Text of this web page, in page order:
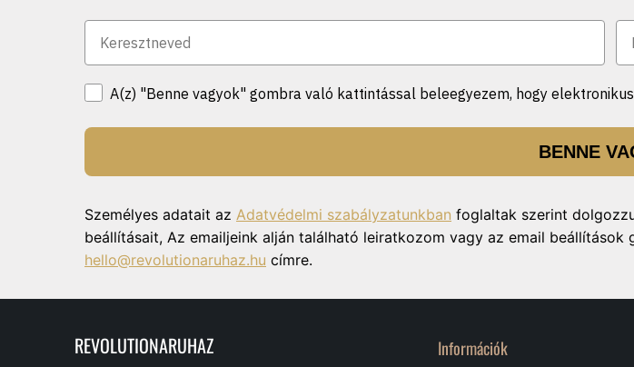
A(z) "Benne vagyok" gombra való kattintással beleegyezem, hogy
BENNE
Személyes adatait az Adatvédelmi szabályzatunkban foglaltak szerint
beállításait, Az emailjeink alján található leiratkozom vagy az email
hello@revolutionaruhaz.hu címre.
REVOLUTIONARUHAZ Információk